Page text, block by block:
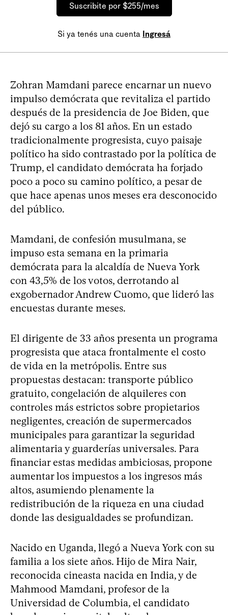
Suscribite por $255/mes
Si ya tenés una cuenta Ingresá
Zohran Mamdani parece encarnar un nuevo
impulso demócrata que revitaliza el partido
después de la presidencia de Joe Biden, que
dejó su cargo a los 81 años. En un estado
tradicionalmente progresista, cuyo paisaje
político ha sido contrastado por la política de
Trump, el candidato demócrata ha forjado
poco a poco su camino político, a pesar de
que hace apenas unos meses era desconocido
del público.
Mamdani, de confesión musulmana, se
impuso esta semana en la primaria
demócrata para la alcaldía de Nueva York
con 43,5% de los votos, derrotando al
exgobernador Andrew Cuomo, que lideró las
encuestas durante meses.
El dirigente de 33 años presenta un programa
progresista que ataca frontalmente el costo
de vida en la metrópolis. Entre sus
propuestas destacan: transporte público
gratuito, congelación de alquileres con
controles más estrictos sobre propietarios
negligentes, creación de supermercados
municipales para garantizar la seguridad
alimentaria y guarderías universales. Para
financiar estas medidas ambiciosas, propone
aumentar los impuestos a los ingresos más
altos, asumiendo plenamente la
redistribución de la riqueza en una ciudad
donde las desigualdades se profundizan.
Nacido en Uganda, llegó a Nueva York con su
familia a los siete años. Hijo de Mira Nair,
reconocida cineasta nacida en India, y de
Mahmood Mamdani, profesor de la
Universidad de Columbia, el candidato